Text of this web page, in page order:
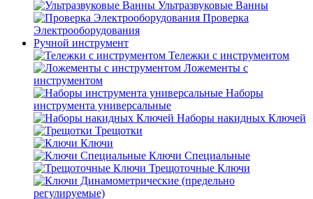
Ультразвуковые Ванны
Проверка
Электрооборудования
Ручной инструмент
Тележки с инструментом
Ложементы с
инструментом
Наборы
инструмента универсальные
Наборы накидных Ключей
Трещотки
Ключи
Ключи Специальные
Трещоточные Ключи